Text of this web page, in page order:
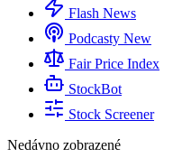
Flash News
Podcasty New
Fair Price Index
StockBot
Stock Screener
Nedávno zobrazené